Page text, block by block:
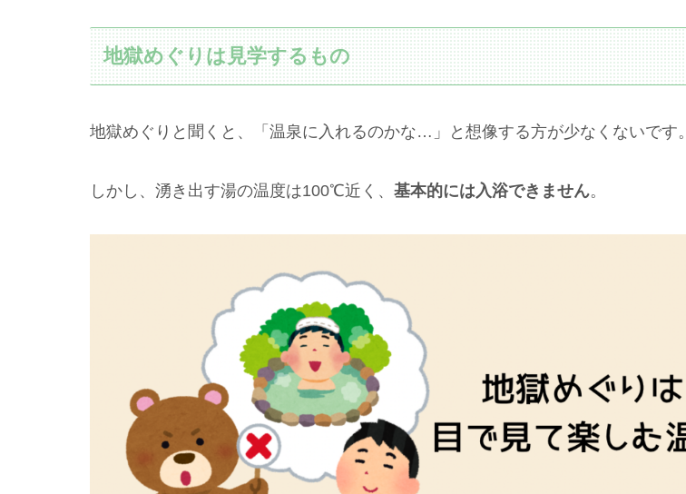
地獄めぐりは見学するもの
地獄めぐりと聞くと、「温泉に入れるのかな…」と想像する方が少なくないです。
しかし、湧き出す湯の温度は100℃近く、 基本的には入浴できません。